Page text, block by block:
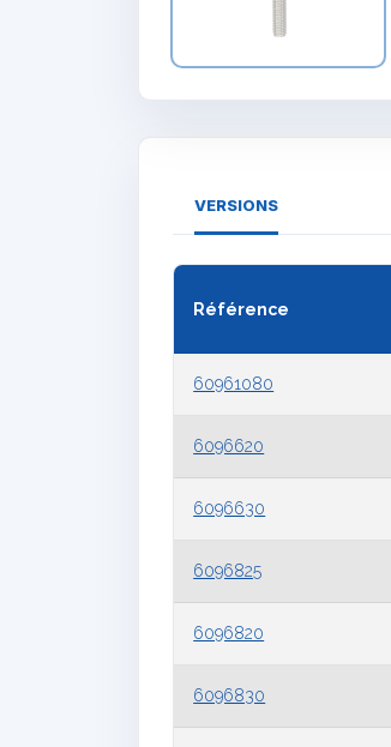
VERSIONS
Référence
60961080
6096620
6096630
6096825
6096820
6096830